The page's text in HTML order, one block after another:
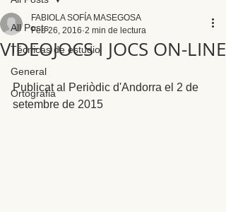
All Posts
Técnicas de estudio
General
Ortografia
VIDEOJOCS I JOCS ON-LINE
FABIOLA SOFÍA MASEGOSA
Feb 26, 2016 2 min de lectura
Publicat al Periòdic d'Andorra el 2 de
setembre de 2015